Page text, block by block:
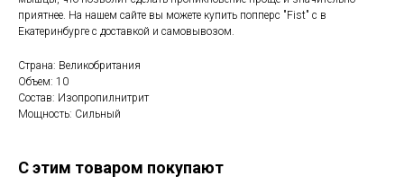
приятнее. На нашем сайте вы можете купить попперс "Fist" с в
Екатеринбурге с доставкой и самовывозом.
Страна: Великобритания
Объем: 10
Состав: Изопропилнитрит
Мощность: Сильный
С этим товаром покупают